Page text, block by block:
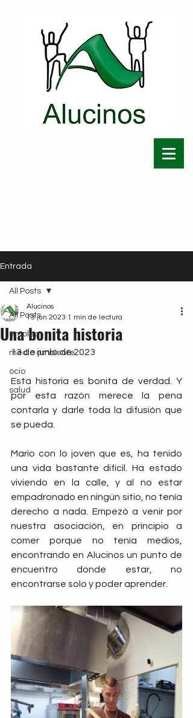
Entrada
All Posts
empleo
medio ambiente
ocio
salud
All Posts
Una bonita historia
Alucinos
13 jun 2023 1 min de lectura
13 de junio de 2023
Esta historia es bonita de verdad. Y
por esta razón merece la pena
contarla y darle toda la difusión que
se pueda.
Mario con lo joven que es, ha tenido
una vida bastante difícil. Ha estado
viviendo en la calle, y al no estar
empadronado en ningún sitio, no tenía
derecho a nada. Empezó a venir por
nuestra asociación, en principio a
comer porque no tenía medios,
encontrando en Alucinos un punto de
encuentro donde estar, no
encontrarse solo y poder aprender.